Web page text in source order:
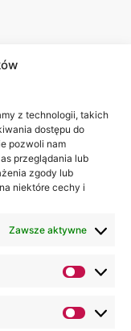
z technologii, takich
dostępu do
pozwoli nam
przeglądania lub
zgody lub
niektóre cechy i
Zawsze aktywne